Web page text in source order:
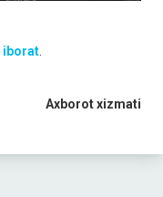
iborat
Axborot xizmati